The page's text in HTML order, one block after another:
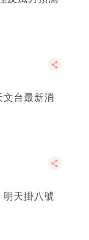
文台最新消
天掛八號